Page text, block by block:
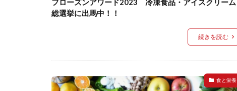
フローズンアワード2023 冷凍食品・アイスクリーム
総選挙に出馬中！！
続きを読む
食と栄養